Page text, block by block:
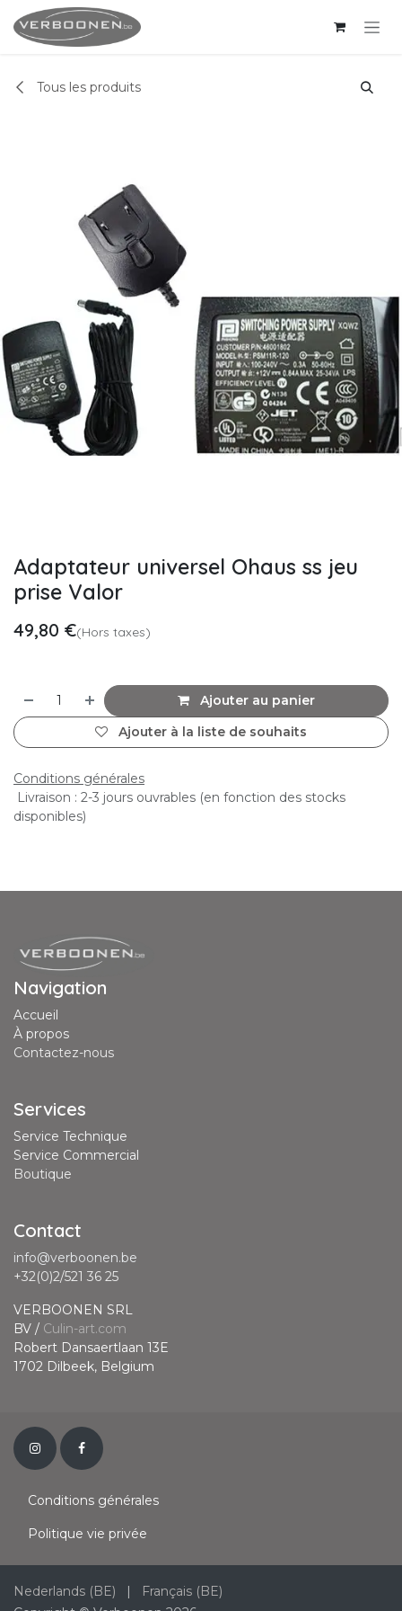
Se rendre au contenu
Tous les produits
Adaptateur universel Ohaus ss jeu
prise Valor
49,80 €(Hors taxes)
Ajouter au panier
Ajouter à la liste de souhaits
Conditions générales
Livraison : 2-3 jours ouvrables (en fonction des stocks
disponibles)
Navigation
Accueil
À propos
Contactez-nous
Services
Service Technique
Service Commercial
Boutique
Contact
info@verboonen.be
+32(0)2/521 36 25
VERBOONEN SRL
BV / Culin-art.com
Robert Dansaertlaan 13E
1702 Dilbeek, Belgium
Conditions générales
Politique vie privée
Nederlands (BE) Français (BE)